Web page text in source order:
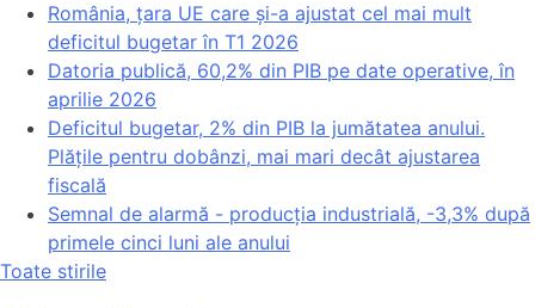
România, țara UE care și-a ajustat cel mai mult
deficitul bugetar în T1 2026
Datoria publică, 60,2% din PIB pe date operative, în
aprilie 2026
Deficitul bugetar, 2% din PIB la jumătatea anului.
Plățile pentru dobânzi, mai mari decât ajustarea
fiscală
Semnal de alarmă - producția industrială, -3,3% după
primele cinci luni ale anului
Toate stirile